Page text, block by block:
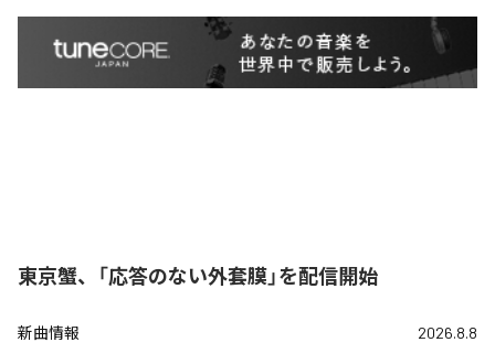
東京蟹、「応答のない外套膜」を配信開始
新曲情報 2026.8.8